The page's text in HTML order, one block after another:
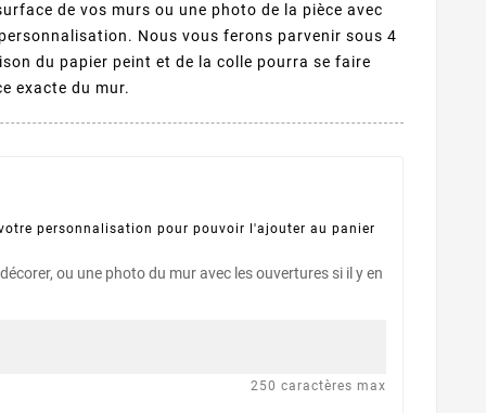
de vos murs ou une photo de la pièce avec
Nous vous ferons parvenir sous 4
du papier peint et de la colle pourra se faire
exacte du mur.
personnalisation pour pouvoir l'ajouter au panier
ou une photo du mur avec les ouvertures si il y en
250 caractères max